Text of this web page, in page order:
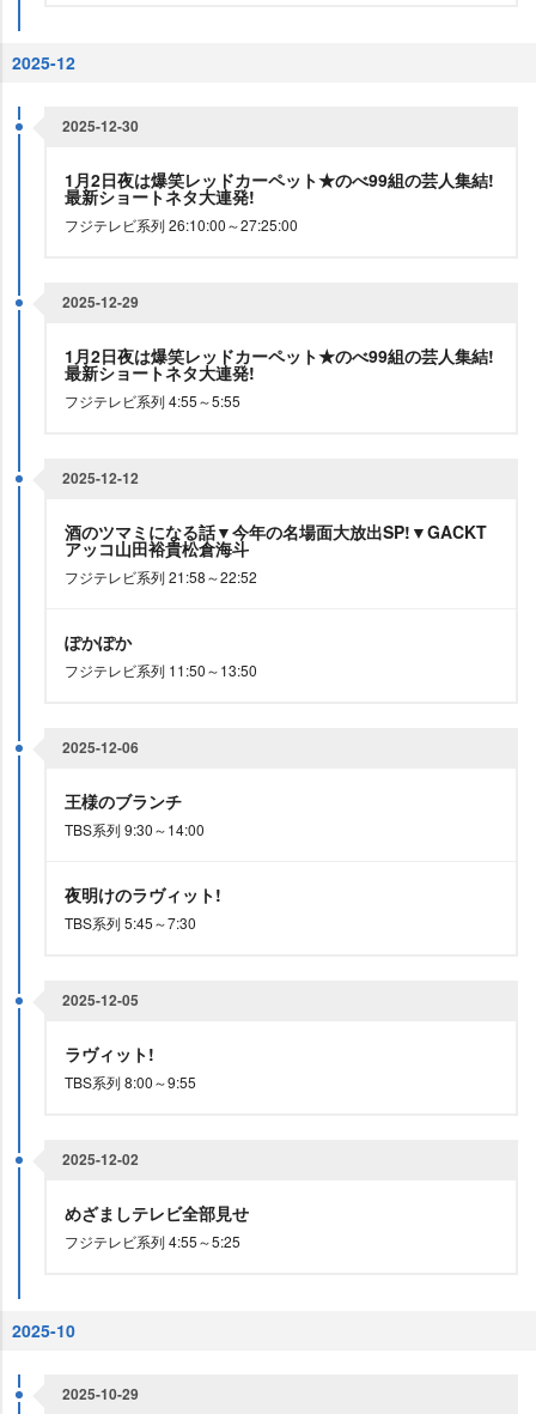
2025-12
2025-12-30
1月2日夜は爆笑レッドカーペット★のべ99組の芸人集結!
最新ショートネタ大連発!
フジテレビ系列 26:10:00～27:25:00
2025-12-29
1月2日夜は爆笑レッドカーペット★のべ99組の芸人集結!
最新ショートネタ大連発!
フジテレビ系列 4:55～5:55
2025-12-12
酒のツマミになる話▼今年の名場面大放出SP!▼GACKT
アッコ山田裕貴松倉海斗
フジテレビ系列 21:58～22:52
ぽかぽか
フジテレビ系列 11:50～13:50
2025-12-06
王様のブランチ
TBS系列 9:30～14:00
夜明けのラヴィット!
TBS系列 5:45～7:30
2025-12-05
ラヴィット!
TBS系列 8:00～9:55
2025-12-02
めざましテレビ全部見せ
フジテレビ系列 4:55～5:25
2025-10
2025-10-29